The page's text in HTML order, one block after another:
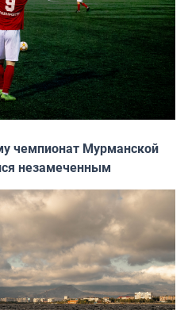
чемпионат Мурманской
незамеченным